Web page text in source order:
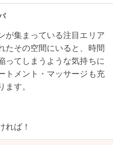
が集まっている注目エリア
たその空間にいると、時間
ってしまうような気持ちに
トメント・マッサージも充
す。
れば！